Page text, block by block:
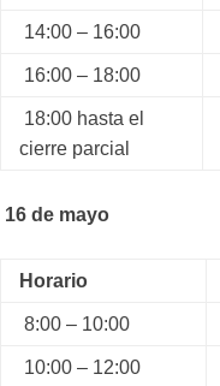
14:00 – 16:00
16:00 – 18:00
18:00 hasta el
cierre parcial
16 de mayo
Horario
8:00 – 10:00
10:00 – 12:00